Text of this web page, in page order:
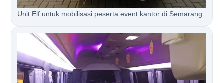
Unit Elf untuk mobilisasi peserta event kantor di Semarang.